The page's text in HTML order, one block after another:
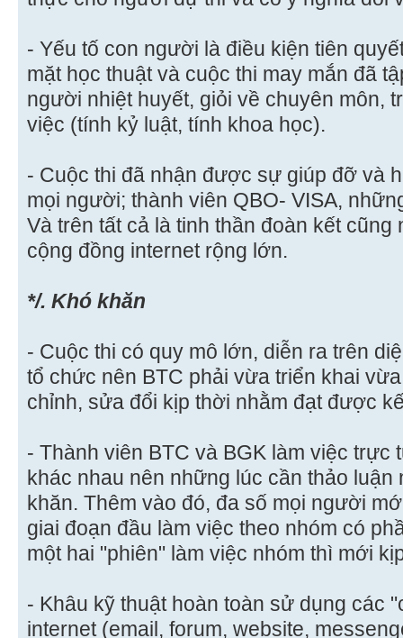
- Yếu tố con người là điều kiện tiên
mặt học thuật và cuộc thi may mắn đã
người nhiệt huyết, giỏi về chuyên môn,
việc (tính kỷ luật, tính khoa học).
- Cuộc thi đã nhận được sự giúp đỡ và
mọi người; thành viên QBO- VISA,
Và trên tất cả là tinh thần đoàn kết
cộng đồng internet rộng lớn.
*/. Khó khăn
- Cuộc thi có quy mô lớn, diễn ra trên
tổ chức nên BTC phải vừa triển khai
chỉnh, sửa đổi kịp thời nhằm đạt được
- Thành viên BTC và BGK làm việc trực
khác nhau nên những lúc cần thảo luận
khăn. Thêm vào đó, đa số mọi người
giai đoạn đầu làm việc theo nhóm có
một hai "phiên" làm việc nhóm thì mới
- Khâu kỹ thuật hoàn toàn sử dụng các
internet (email, forum, website,